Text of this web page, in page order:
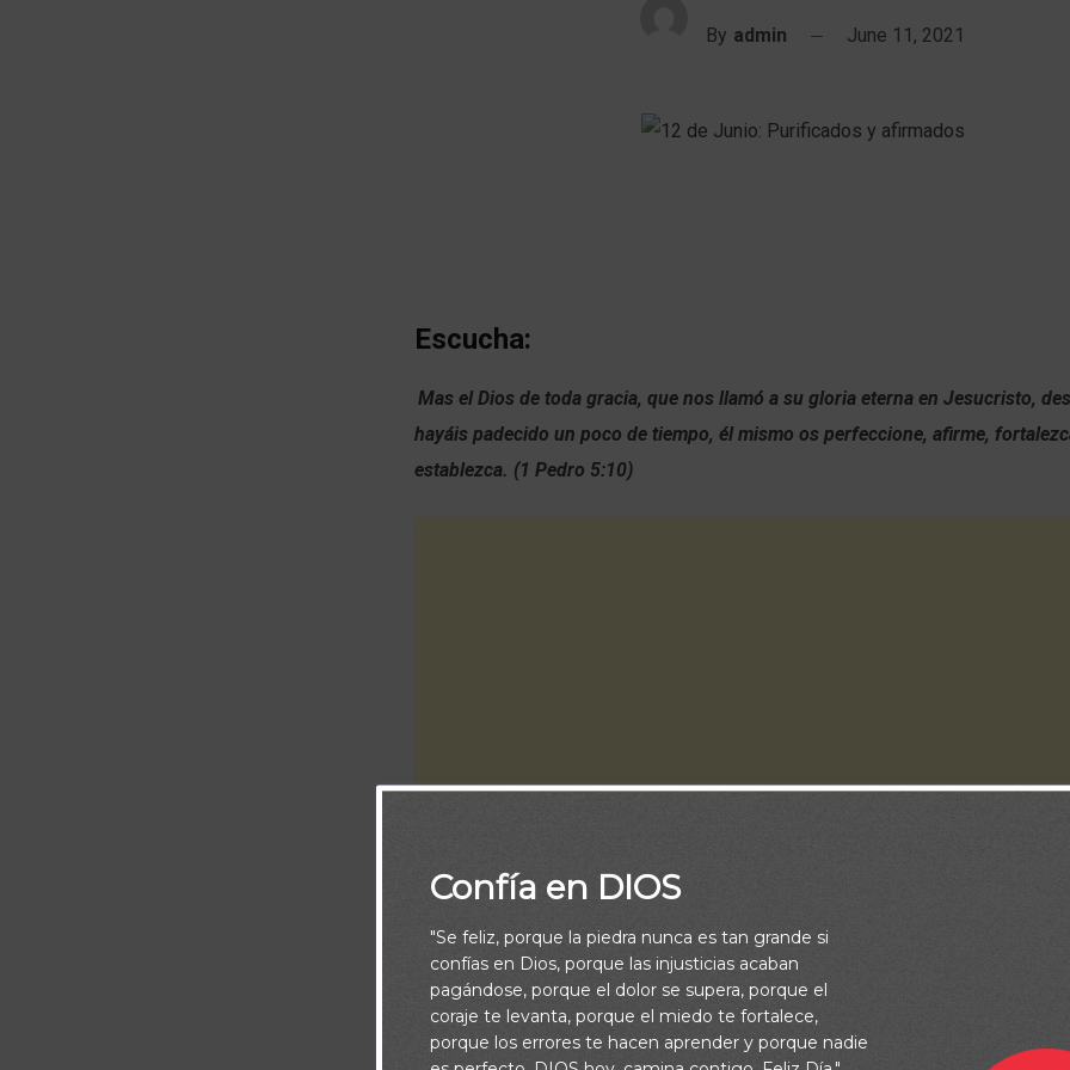
By admin June 11, 2021
Escucha:
Mas el Dios de toda gracia, que nos llamó a su gloria eterna en Jesucristo,
hayáis padecido un poco de tiempo, él mismo os perfeccione, afirme,
establezca. (1 Pedro 5:10)
Piensa:
Los recursos de Dios no solo son suficientes, sino también ilimitados, y en
siempre serán mayores a nuestras necesidades. Si enfrentas hoy una prueba,
descansar tranquilo, detrás de ella existe un propósito más elevado que El
tiempo, en el tiempo que realmente necesitas, Te dará a conocer.
Confía en DIOS
"Se feliz, porque la piedra nunca es tan grande si
confías en Dios, porque las injusticias acaban
pagándose, porque el dolor se supera, porque el
coraje te levanta, porque el miedo te fortalece,
porque los errores te hacen aprender y porque nadie